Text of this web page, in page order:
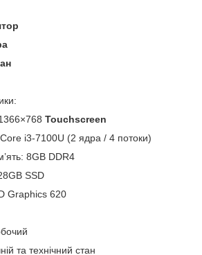
Touchscreen
i3-7100U (2 ядра / 4 потоки)
8GB DDR4
SSD
Graphics 620
та технічний стан